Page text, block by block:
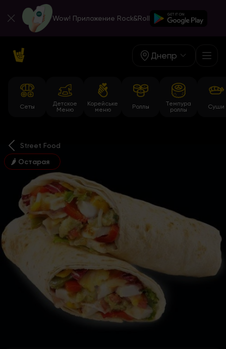
Wow! Приложение Rock&Roll
Днепр
Сеты
Детское
Меню
Корейське
меню
Роллы
Темпура
роллы
Суши
Street Food
🌶 Остарая